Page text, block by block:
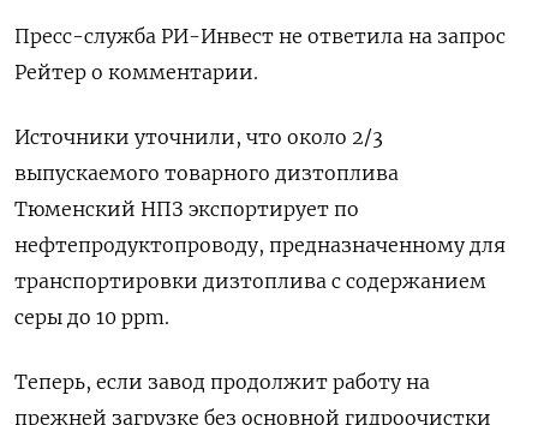
Пресс-служба РИ-Инвест не ответила на ‌запрос
Рейтер о комментарии.
Источники уточнили, что около 2/3
выпускаемого товарного дизтоплива
Тюменский НПЗ экспортирует по
нефтепродуктопроводу, предназначенному ​для
транспортировки дизтоплива ​с содержанием
серы ‌до 10 ppm.
Теперь, если завод продолжит работу ​на
прежней загрузке без основной гидроочистки